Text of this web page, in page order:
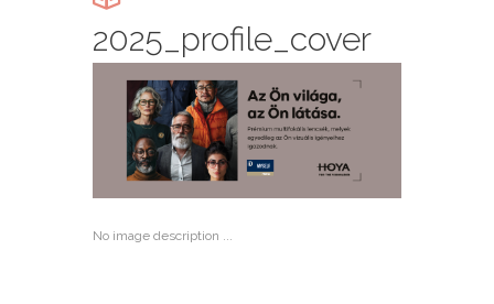
2025_profile_cover
No image description ...